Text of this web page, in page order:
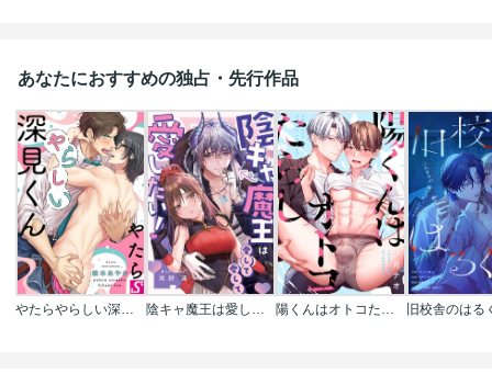
あなたにおすすめの独占・先行作品